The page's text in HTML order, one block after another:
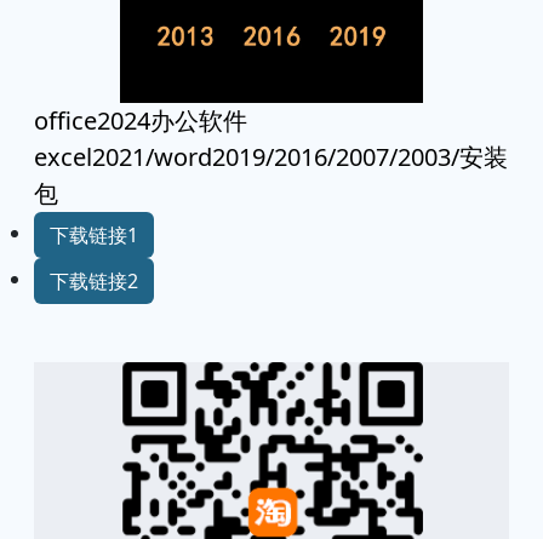
office2024办公软件
excel2021/word2019/2016/2007/2003/安装
包
下载链接1
下载链接2